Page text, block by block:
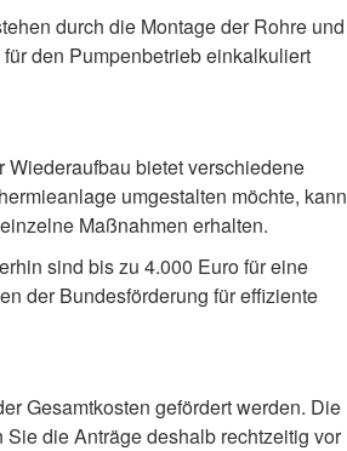
durch die Montage der Rohre und
den Pumpenbetrieb einkalkuliert
bietet verschiedene
umgestalten möchte, kann
Maßnahmen erhalten.
sind bis zu 4.000 Euro für eine
der Bundesförderung für effiziente
Gesamtkosten gefördert werden. Die
die Anträge deshalb rechtzeitig vor